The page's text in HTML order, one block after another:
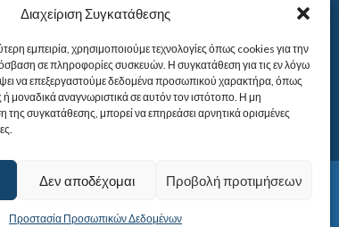
Διαχείριση Συγκατάθεσης
εμπειρία, χρησιμοποιούμε τεχνολογίες όπως cookies για την
σε πληροφορίες συσκευών. Η συγκατάθεση για τις εν λόγω
να επεξεργαστούμε δεδομένα προσωπικού χαρακτήρα, όπως
μοναδικά αναγνωριστικά σε αυτόν τον ιστότοπο. Η μη
συγκατάθεσης, μπορεί να επηρεάσει αρνητικά ορισμένες
Δεν αποδέχομαι Προβολή προτιμήσεων
Προστασία Προσωπικών Δεδομένων
Email:info@im-agparaskevis.gr
Από ανατολή έως και δύση του ηλίου.